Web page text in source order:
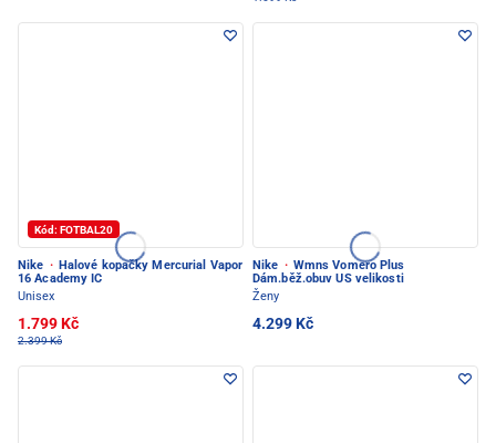
Kód: FOTBAL20
Nike · Halové kopačky Mercurial Vapor
16 Academy IC
Unisex
1.799 Kč
2.399 Kč
Nike · Wmns Vomero Plus
Dám.běž.obuv US velikosti
Ženy
4.299 Kč